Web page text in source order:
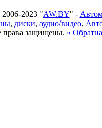
2023 "AW.BY" -
, диски, аудио/видео,
права защищены. »